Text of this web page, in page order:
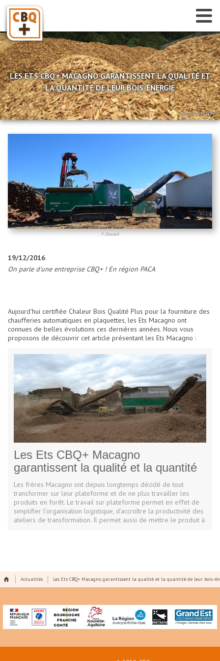
Accueil
Qui sommes-nous ?
Je suis gestionnaire de chaufferies
Annuaire des fournisseurs certifiés
Je suis fournisseur
Accès plateforme « Chez Claude »
LES ETS CBQ+ MACAGNO GARANTISSENT LA QUALITÉ ET
LA QUANTITÉ DE LEUR BOIS-ÉNERGIE
© ProEtf BFC
F. Douard
19/12/2016
On parle d'une entreprise CBQ+ ! En région PACA
Aujourd'hui certifiée Chaleur Bois Qualité Plus pour la fourniture des
chaufferies automatiques en plaquettes, les Ets Macagno ont
connues de belles évolutions ces dernières années. Nous vous
proposons de découvrir cet article présentant les Ets Macagno :
Les Ets CBQ+ Macagno
garantissent la qualité et la quantité
de leur bois-énergie
Les frères Macagno ont depuis longtemps décidé de tout
transformer sur leur plateforme et de ne plus travailler les
produits en forêt. Le travail sur plateforme permet en effet de
simplifier l’organisation logistique, d’accroître la productivité des
ateliers de transformation. Il permet aussi de mettre le produit à
Actualités Les Ets CBQ+ Macagno garantissent la qualité et la quantité de leur bois-